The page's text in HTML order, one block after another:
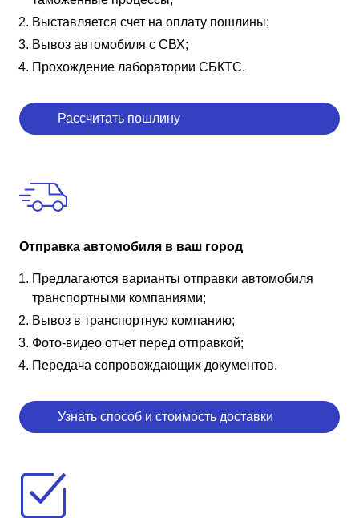
Выставляется счет на оплату пошлины;
Вывоз автомобиля с СВХ;
Прохождение лаборатории СБКТС.
Рассчитать пошлину
Отправка автомобиля в ваш город
Предлагаются варианты отправки автомобиля
транспортными компаниями;
Вывоз в транспортную компанию;
Фото-видео отчет перед отправкой;
Передача сопровождающих документов.
Узнать способ и стоимость доставки